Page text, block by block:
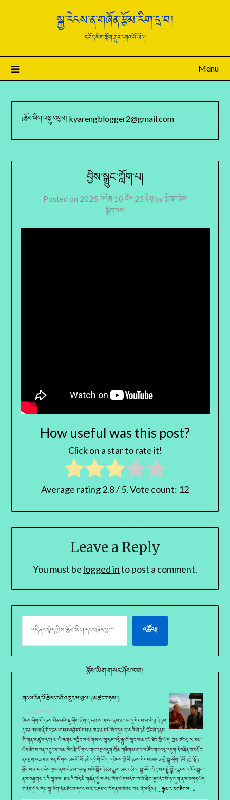
སྐྱ་རེངས་ན་གཞོན་རྩོམ་རིག་དྲ་བ།
ང་བོད་ཡིག་ཀློག་རྒྱུར་དགའ་པོ་ཡོད།
Menu
kyarengblogger2@gmail.com
བྱིས་སྒྲུང་ཀློག་པ།
Posted on 2025 ལོའི་ཟླ 10 ཚེས 23 ཉིན།byསྤྱི་ཁྱབ་རྩོམ་
སྒྲིག་པས།
How useful was this post?
Click on a star to rate it!
Average rating2.8/ 5. Vote count: 12
Leave a Reply
You must be logged into post a comment.
འཚོལ།
རྩོམ་ཡིག་གསར་ཤོས་ཁག།
གངས་རིན་པོ་ཆེ་དང་ངའི་འཁྲུངས་ཡུལ། {མཚར་གཏམ།}
1 Comment
ཐེངས་ཤིག་བོད་ནས་ཡིན་པའི་སྐུ་ཤོག་ཞིག་རྡ་རམ་ས་ལར་གནས་མཇལ་དུ་ཕེབས་པ་རེད། དེ་དུས་
རྡ་རམ་ས་ལ་ནི་བོད་ནས་གསར་འབྱོར་ཕེབས་མཁན་མང་པོ་ཡོད་དུས་རྡ་སའི་བོད་མི་ཚོར་བོད་ནང་
གི་གནས་ཚུལ་དང་། ས་ཡི་ཆགས་དབྱིབས་སོགས་ལ་སྐད་ཆ་འདྲི་རྒྱུ་གོ་སྐབས་མང་པོ་ཐོབ་ཀྱི་ཡོད། བྱས་ཙང་ལྷ་ས་ནས་
ཡིན་ཟེར་མཁན་འབྱུང་ན་ལམ་སེང་རྩེ་པོ་ཏ་ལ་གང་འདྲ་འདུག ཁྲོམ་གཟིགས་ཁང་ལ་ཚོང་གང་འདྲ་འདུག དེ་བཞིན་བར་སྐོར་
ནང་ཕྱག་འཚལ་མཁན་སོགས་མང་པོ་ཡོད་མེད་དྲི་གི་ཡོད། ད་ཐེངས་ཀྱི་བོད་ནས་ཕེབས་མཁན་གྱི་སྐུ་ཤོག་དེ་བོད་ཀྱི་སྟོད་
ཕྱོགས་མངའ་རིས་ཁུལ་ནས་ཡིན་པ་དང་ལྷ་སའི་སྐོར་དེ་ཙམ་རྒྱུས་མངའ་མེད། སྐུ་ཤོག་དེ་རྡ་སར་སྤྱི་སྤྱོད་རླངས་འཁོར་སྒུག་
ནས་བཞུགས་པའི་སྐབས། རྡ་སའི་བོད་མི་གཞོན་སྐྱེས་ཤེས་ཡོན་ཡོད་མདོག་ཁ་པོ་ཞིག་རྐྱང་དེར་མོ་ཏ་སྒུག་ནས་བསྡད་ཡོད།
གཞོན་སྐྱེས་དེས་སྐུ་ཤོག་དེ་མཐོང་བ་དང་ལམ་སེང་རྒན་ལ་བོད་ནས་ཕེབས་པས་ཞེས་དྲིས། …རྒྱས་པར་གཟིགས། »